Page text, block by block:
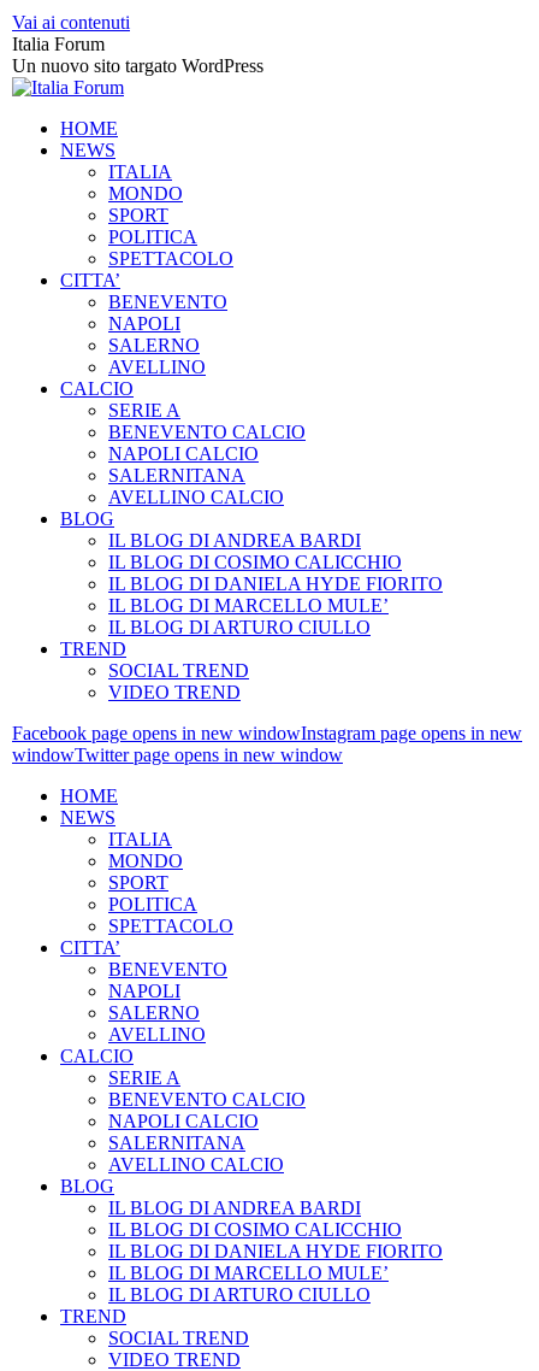
Vai ai contenuti
Italia Forum
Un nuovo sito targato WordPress
HOME
NEWS
ITALIA
MONDO
SPORT
POLITICA
SPETTACOLO
CITTA’
BENEVENTO
NAPOLI
SALERNO
AVELLINO
CALCIO
SERIE A
BENEVENTO CALCIO
NAPOLI CALCIO
SALERNITANA
AVELLINO CALCIO
BLOG
IL BLOG DI ANDREA BARDI
IL BLOG DI COSIMO CALICCHIO
IL BLOG DI DANIELA HYDE FIORITO
IL BLOG DI MARCELLO MULE’
IL BLOG DI ARTURO CIULLO
TREND
SOCIAL TREND
VIDEO TREND
Facebook page opens in new windowInstagram page opens in new
windowTwitter page opens in new window
HOME
NEWS
ITALIA
MONDO
SPORT
POLITICA
SPETTACOLO
CITTA’
BENEVENTO
NAPOLI
SALERNO
AVELLINO
CALCIO
SERIE A
BENEVENTO CALCIO
NAPOLI CALCIO
SALERNITANA
AVELLINO CALCIO
BLOG
IL BLOG DI ANDREA BARDI
IL BLOG DI COSIMO CALICCHIO
IL BLOG DI DANIELA HYDE FIORITO
IL BLOG DI MARCELLO MULE’
IL BLOG DI ARTURO CIULLO
TREND
SOCIAL TREND
VIDEO TREND